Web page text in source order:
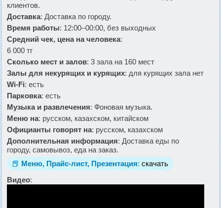
клиентов.
Доставка: Доставка по городу.
Время работы: 12:00–00:00, без выходных
Средний чек, цена на человека:
6 000 тг
Сколько мест и залов: 3 зала на 160 мест
Залы для некурящих и курящих: для курящих зала нет
Wi-Fi: есть
Парковка: есть
Музыка и развлечения: Фоновая музыка.
Меню на: русском, казахском, китайском
Официанты говорят на: русском, казахском
Дополнительная информация: Доставка еды по
городу, самовывоз, еда на заказ.
📕 Меню, Прайс-лист, Презентация: скачать
Видео: